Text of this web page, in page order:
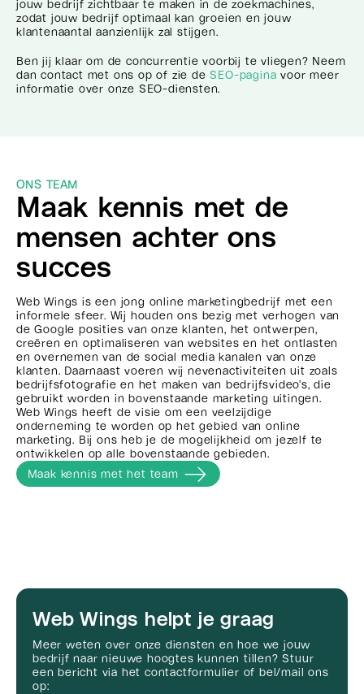
jouw bedrijf zichtbaar te maken in de zoekmachines,
zodat jouw bedrijf optimaal kan groeien en jouw
klantenaantal aanzienlijk zal stijgen.
Ben jij klaar om de concurrentie voorbij te vliegen? Neem
dan contact met ons op of zie deSEO-pagina voor meer
informatie over onze SEO-diensten.
ONS TEAM
Maak kennis met de
mensen achter ons
succes
Web Wings is een jong online marketingbedrijf met een
informele sfeer. Wij houden ons bezig met verhogen van
de Google posities van onze klanten, het ontwerpen,
creëren en optimaliseren van websites en het ontlasten
en overnemen van de social media kanalen van onze
klanten. Daarnaast voeren wij nevenactiviteiten uit zoals
bedrijfsfotografie en het maken van bedrijfsvideo’s, die
gebruikt worden in bovenstaande marketing uitingen.
Web Wings heeft de visie om een veelzijdige
onderneming te worden op het gebied van online
marketing. Bij ons heb je de mogelijkheid om jezelf te
ontwikkelen op alle bovenstaande gebieden.
Maak kennis met het team
Web Wings helpt je graag
Meer weten over onze diensten en hoe we jouw
bedrijf naar nieuwe hoogtes kunnen tillen? Stuur
een bericht via het contactformulier of bel/mail ons
op: